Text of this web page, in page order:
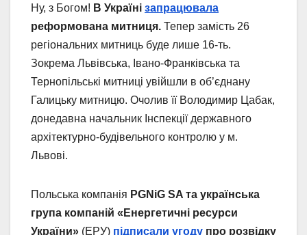
Ну, з Богом! В Україні запрацювала
реформована митниця. Тепер замість 26
регіональних митниць буде лише 16-ть.
Зокрема Львівська, Івано-Франківська та
Тернопільські митниці увійшли в об’єднану
Галицьку митницю. Очолив її Володимир Цабак,
донедавна начальник Інспекції державного
архітектурно-будівельного контролю у м.
Львові.
Польська компанія PGNiG SA та українська
група компаній «Енергетичні ресурси
України» (ЕРУ) підписали угоду про розвідку